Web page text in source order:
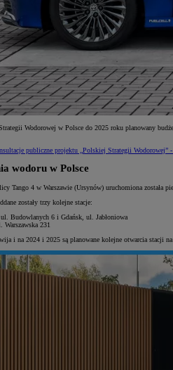
Wodorowej w Polsce do 2025 roku planowany
publiczne projektu „Polskiej Strategii
wodoru w Polsce
Tango 4 w Warszawie (Ursynów) uruchomiona została
zostały trzy kolejne stacje:
Budowlanych 6 i Gdańsk, ul. Jabłoniowa
Warszawska 231
i na 2024 i 2025 są planowane kolejne otwarcia stacji